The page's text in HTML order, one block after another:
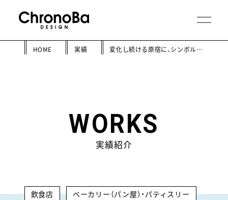
HOME 実績 変化し続ける原宿に、シンボル的存在だった老舗が帰ってきた
WORKS
実績紹介
飲食店 ベーカリー（パン屋）・パティスリー